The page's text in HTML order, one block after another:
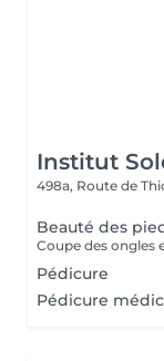
Institut
498a, Route de
Beauté des
Pédicure
Pédicure